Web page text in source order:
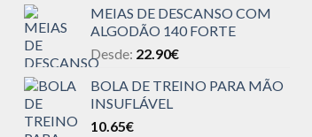
MEIAS DE DESCANSO COM
ALGODÃO 140 FORTE
Desde: 22.90€
BOLA DE TREINO PARA MÃO
INSUFLÁVEL
10.65€